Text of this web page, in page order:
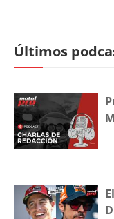
Últimos